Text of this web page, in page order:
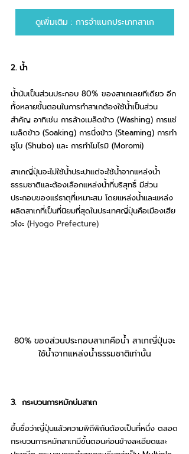
ดูเพิ่มเติม : การจำแนกประเภทสาเก
2. น้ำ
น้ำนับเป็นส่วนประกอบ 80% ของสาเกเลยทีเดียว อีก
ทั้งหลายขั้นตอนในการทำสาเกต้องใช้น้ำเป็นส่วน
สำคัญ อาทิเช่น การล้างเมล็ดข้าว (Washing) การแช่
เมล็ดข้าว (Soaking) การนึ่งข้าว (Steaming) การทำ
ชูโบ (Shubo) และ การทำโมโรมิ (Moromi)
สาเกญี่ปุ่นจะไม่ใช้น้ำประปาแต่จะใช้น้ำจากแหล่งน้ำ
ธรรมชาติและต้องเลือกแหล่งน้ำที่บริสุทธิ์ มีส่วน
ประกอบของแร่ธาตุที่เหมาะสม โดยแหล่งน้ำและแหล่ง
ผลิตสาเกที่เป็นที่นิยมที่สุดในประเทศญี่ปุ่นคือเมืองเฮีย
วโงะ (Hyogo Prefecture)
80% ของส่วนประกอบสาเกคือน้ำ สาเกญี่ปุ่นจะ
ใช้น้ำจากแหล่งน้ำธรรมชาติเท่านั้น
3.  กระบวนการหมักบ่มสาเก
ขึ้นชื่อว่าญี่ปุ่นแล้วความพิถีพิถันต้องเป็นที่หนึ่ง ตลอด
กระบวนการหมักสาเกมีขั้นตอนค่อนข้างละเอียดและ